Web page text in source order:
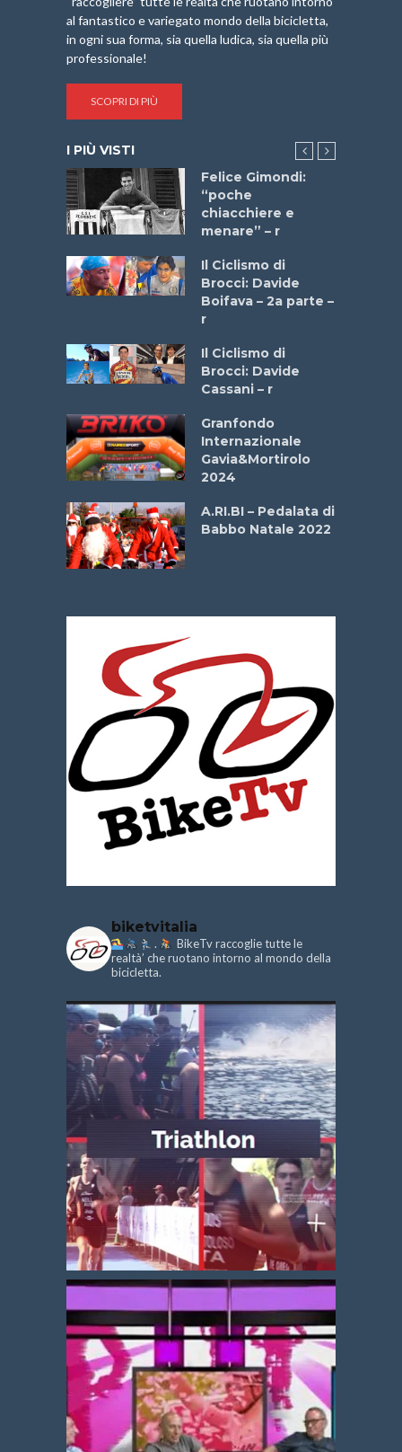
al fantastico e variegato mondo della bicicletta,
in ogni sua forma, sia quella ludica, sia quella più
professionale!
SCOPRI DI PIÙ
I PIÙ VISTI
Felice Gimondi:
“poche
chiacchiere e
menare” – r
Il Ciclismo di
Brocci: Davide
Boifava – 2a parte –
r
Il Ciclismo di
Brocci: Davide
Cassani – r
Granfondo
Internazionale
Gavia&Mortirolo
2024
A.RI.BI – Pedalata di
Babbo Natale 2022
biketvitalia
.
BikeTv raccoglie tutte le
realtà’ che ruotano intorno al mondo della
bicicletta.